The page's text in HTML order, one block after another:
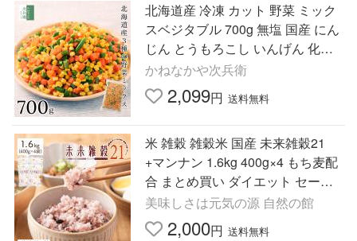
北海道産 冷凍 カット 野菜 ミック
スベジタブル 700g 無塩 国産 にん
じん とうもろこし いんげん 化学
調味料不使用 解凍せずにそのまま
使える 【C配送：冷凍】
かねなかや次兵衛
2,099円 送料無料
米 雑穀 雑穀米 国産 未来雑穀21
+マンナン 1.6kg 400g×4 もち麦配
合 まとめ買い ダイエット セール
訳あり食品 簡易梱包 非常食 もち
プチ 爆買
美味しさは元気の源 自然の館
2,000円 送料無料